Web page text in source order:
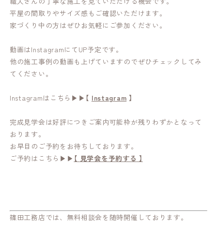
平屋の間取りやサイズ感もご確認いただけます。
家づくり中の方はぜひお気軽にご参加ください。
動画はInstagramにてUP予定です。
他の施工事例の動画も上げていますのでぜひチェックしてみ
てください。
Instagramはこちら▶▶【 Instagram 】
完成見学会は好評につきご案内可能枠が残りわずかとなって
おります。
お早目のご予約をお待ちしております。
ご予約はこちら▶▶ 【 見学会を予約する 】
篠田工務店では、無料相談会を随時開催しております。